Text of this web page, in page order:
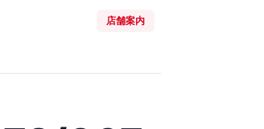
店舗案内